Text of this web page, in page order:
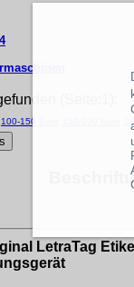
(Seite:1):
100-150 Euro
LetraTag